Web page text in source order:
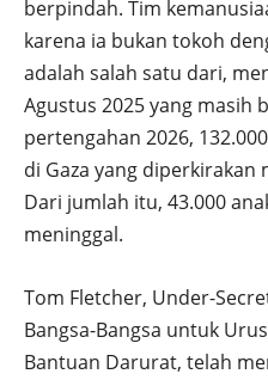
berpindah. Tim
karena ia bukan tokoh
adalah salah satu dari,
Agustus 2025 yang masih
pertengahan 2026,
di Gaza yang
Dari jumlah itu, 43.000
meninggal.
Tom Fletcher, Under-
Bangsa-Bangsa untuk
Bantuan Darurat, telah